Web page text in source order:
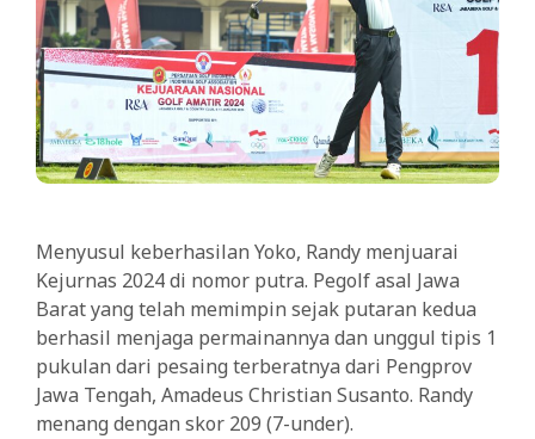
Menyusul keberhasilan Yoko, Randy menjuarai
Kejurnas 2024 di nomor putra. Pegolf asal Jawa
Barat yang telah memimpin sejak putaran kedua
berhasil menjaga permainannya dan unggul tipis 1
pukulan dari pesaing terberatnya dari Pengprov
Jawa Tengah, Amadeus Christian Susanto. Randy
menang dengan skor 209 (7-under).